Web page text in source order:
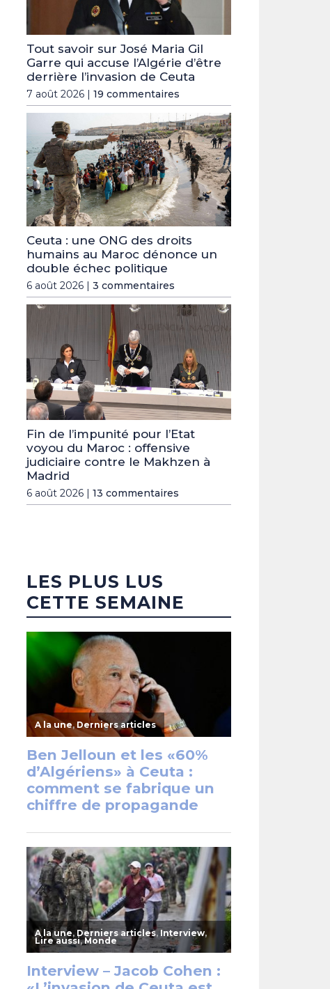
Tout savoir sur José Maria Gil
Garre qui accuse l’Algérie d’être
derrière l’invasion de Ceuta
7 août 2026 | 19 commentaires
Ceuta : une ONG des droits
humains au Maroc dénonce un
double échec politique
6 août 2026 | 3 commentaires
Fin de l’impunité pour l’Etat
voyou du Maroc : offensive
judiciaire contre le Makhzen à
Madrid
6 août 2026 | 13 commentaires
LES PLUS LUS
CETTE SEMAINE